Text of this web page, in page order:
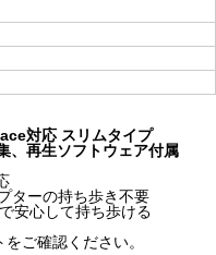
対応 スリムタイプ
再生ソフトウェア付属
ターの持ち歩き不要
安心して持ち歩ける
ご確認ください。